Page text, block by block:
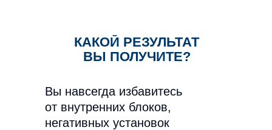
КАКОЙ РЕЗУЛЬТАТ
ВЫ ПОЛУЧИТЕ?
Вы навсегда избавитесь
от внутренних блоков,
негативных установок